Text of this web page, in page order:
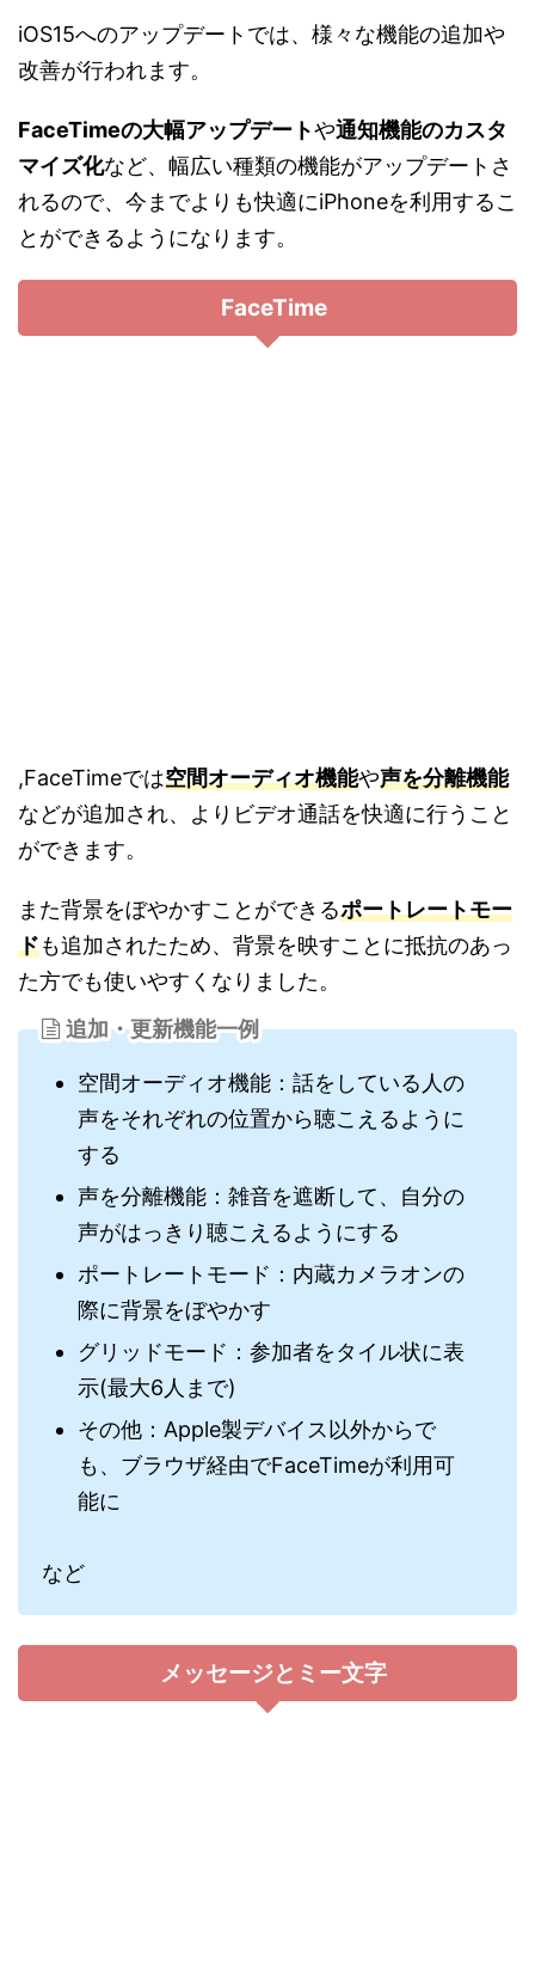
iOS15へのアップデートでは、様々な機能の追加や
改善が行われます。
FaceTimeの大幅アップデートや通知機能のカスタ
マイズ化など、幅広い種類の機能がアップデートさ
れるので、今までよりも快適にiPhoneを利用するこ
とができるようになります。
FaceTime
,FaceTimeでは空間オーディオ機能や声を分離機能
などが追加され、よりビデオ通話を快適に行うこと
ができます。
また背景をぼやかすことができるポートレートモー
ドも追加されたため、背景を映すことに抵抗のあっ
た方でも使いやすくなりました。
追加・更新機能一例
空間オーディオ機能：話をしている人の
声をそれぞれの位置から聴こえるように
する
声を分離機能：雑音を遮断して、自分の
声がはっきり聴こえるようにする
ポートレートモード：内蔵カメラオンの
際に背景をぼやかす
グリッドモード：参加者をタイル状に表
示(最大6人まで)
その他：Apple製デバイス以外からで
も、ブラウザ経由でFaceTimeが利用可
能に
など
メッセージとミー文字